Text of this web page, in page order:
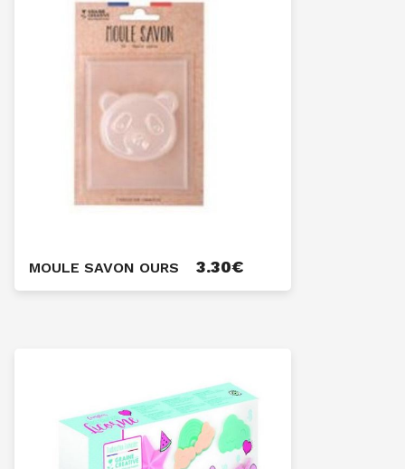
MOULE SAVON OURS 3.30€